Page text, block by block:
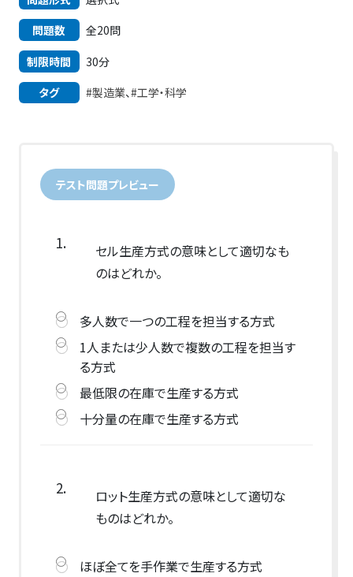
問題数
全20問
制限時間
30分
タグ
#製造業、#工学・科学
テスト問題プレビュー
1.
セル生産方式の意味として適切なも
のはどれか。
多人数で一つの工程を担当する方式
1人または少人数で複数の工程を担当す
る方式
最低限の在庫で生産する方式
十分量の在庫で生産する方式
2.
ロット生産方式の意味として適切な
ものはどれか。
ほぼ全てを手作業で生産する方式